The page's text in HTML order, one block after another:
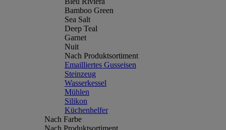
Bamboo Green
Sea Salt
Deep Teal
Garnet
Nuit
Nach Produktsortiment
Emailliertes Gusseisen
Steinzeug
Wasserkessel
Mühlen
Silikon
Küchenhelfer
Nach Farbe
Nach Produktsortiment